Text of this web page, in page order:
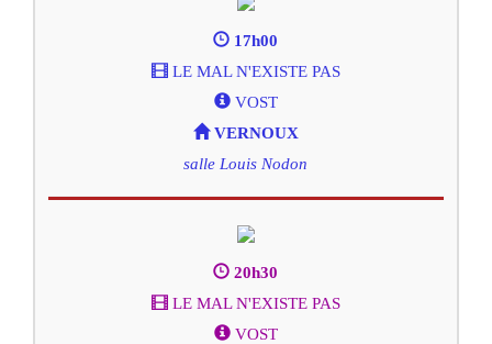
17h00
LE MAL N'EXISTE PAS
VOST
VERNOUX
salle Louis Nodon
20h30
LE MAL N'EXISTE PAS
VOST